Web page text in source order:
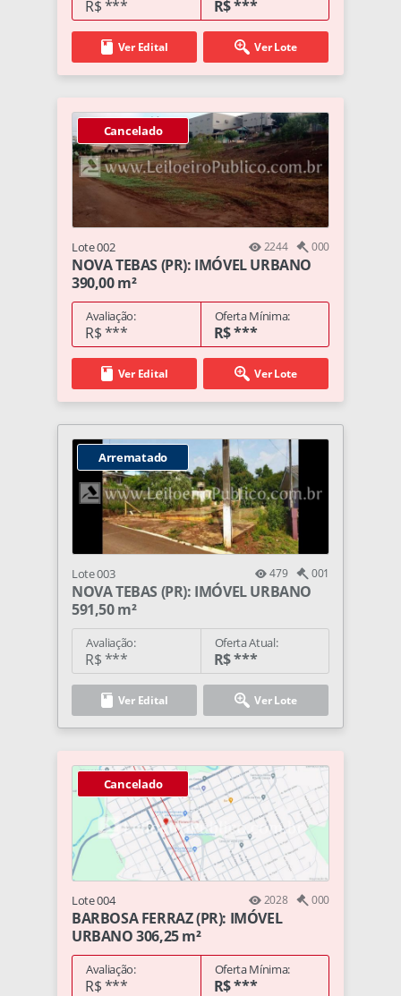
R$ *** R$ ***
Ver Edital Ver Lote
Cancelado
Lote 002 2244 000
NOVA TEBAS (PR): IMÓVEL URBANO
390,00 m²
Avaliação:
R$ ***
Oferta Mínima:
R$ ***
Ver Edital Ver Lote
Arrematado
Lote 003 479 001
NOVA TEBAS (PR): IMÓVEL URBANO
591,50 m²
Avaliação:
R$ ***
Oferta Atual:
R$ ***
Ver Edital Ver Lote
Cancelado
Lote 004 2028 000
BARBOSA FERRAZ (PR): IMÓVEL
URBANO 306,25 m²
Avaliação:
R$ ***
Oferta Mínima:
R$ ***